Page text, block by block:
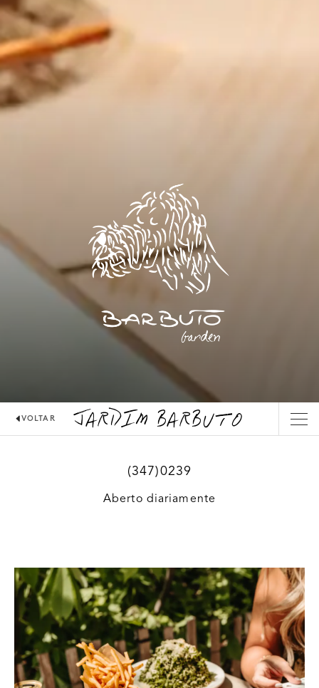
JARDIM
VOLTAR JARDIM BARBUTO
(347)0239
Aberto diariamente